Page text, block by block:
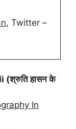
, Twitter –
हासन के
In